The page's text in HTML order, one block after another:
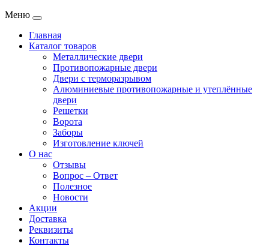
Меню
Главная
Каталог товаров
Металлические двери
Противопожарные двери
Двери с терморазрывом
Алюминиевые противопожарные и утеплённые
двери
Решетки
Ворота
Заборы
Изготовление ключей
О нас
Отзывы
Вопрос – Ответ
Полезное
Новости
Акции
Доставка
Реквизиты
Контакты